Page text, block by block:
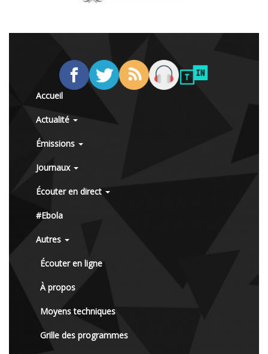
Accueil
Actualité
Émissions
Journaux
Écouter en direct
#Ebola
Autres
Écouter en ligne
À propos
Moyens techniques
Grille des programmes